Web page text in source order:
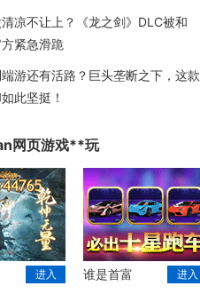
凉不让上？《龙之剑》DLC被和
紧急滑跪
游还有活路？巨头垄断之下，这款
此坚挺！
网页游戏**玩
进入 谁是首富 进入